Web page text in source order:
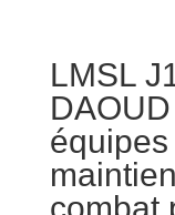
LMSL
combat